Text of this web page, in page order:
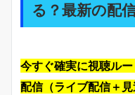
る？最新の配
今すぐ確実に視聴ル
配信（ライブ配信＋